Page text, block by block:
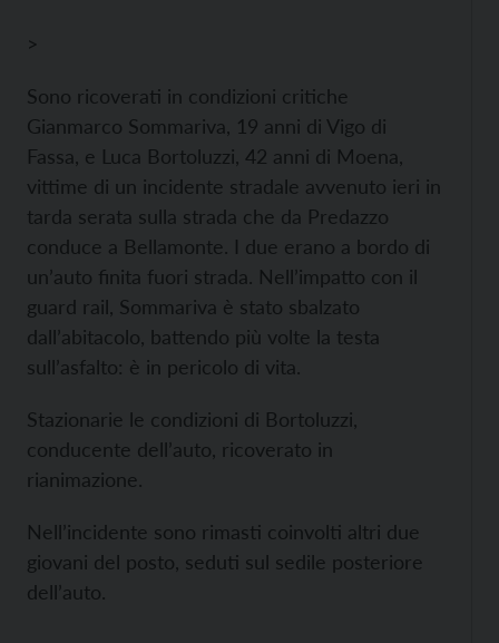
>
Sono ricoverati in condizioni critiche
Gianmarco Sommariva, 19 anni di Vigo di
Fassa, e Luca Bortoluzzi, 42 anni di Moena,
vittime di un incidente stradale avvenuto ieri in
tarda serata sulla strada che da Predazzo
conduce a Bellamonte. I due erano a bordo di
un’auto finita fuori strada. Nell’impatto con il
guard rail, Sommariva è stato sbalzato
dall’abitacolo, battendo più volte la testa
sull’asfalto: è in pericolo di vita.
Stazionarie le condizioni di Bortoluzzi,
conducente dell’auto, ricoverato in
rianimazione.
Nell’incidente sono rimasti coinvolti altri due
giovani del posto, seduti sul sedile posteriore
dell’auto.